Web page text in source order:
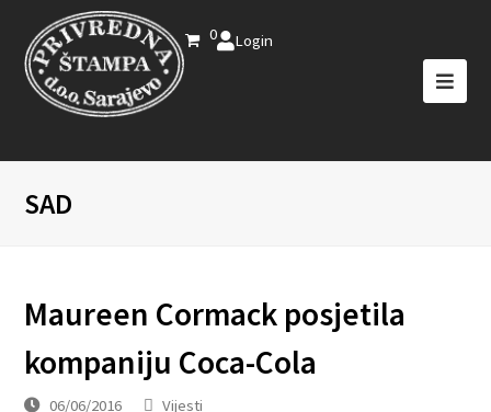
0 Login
SAD
Maureen Cormack posjetila
kompaniju Coca-Cola
06/06/2016 Vijesti